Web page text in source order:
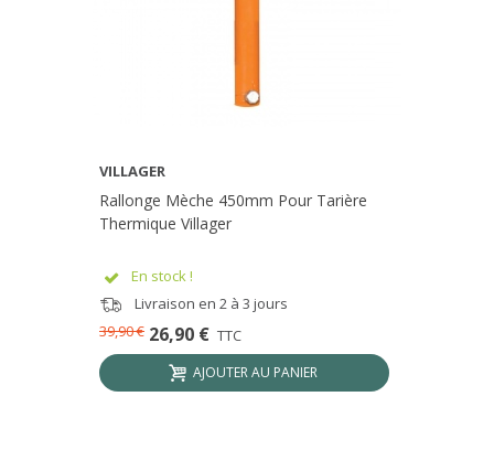
VILLAGER
Rallonge Mèche 450mm Pour Tarière
Thermique Villager
En stock !
Livraison en 2 à 3 jours
26,90 € TTC
39,90 €
AJOUTER AU PANIER